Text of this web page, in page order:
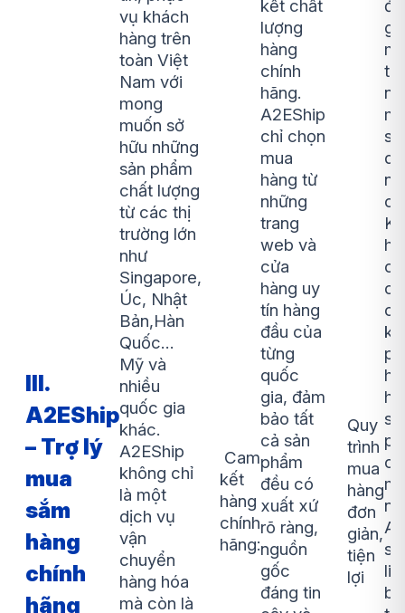
III.
A2EShip
– Trợ lý
mua
sắm
hàng
chính
hãng
vụ khách
hàng trên
toàn Việt
Nam với
mong
muốn sở
hữu những
sản phẩm
chất lượng
từ các thị
trường lớn
như
Singapore,
Úc, Nhật
Bản,Hàn
Quốc…
Mỹ và
nhiều
quốc gia
khác.
A2EShip
không chỉ
là một
dịch vụ
vận
chuyển
hàng hóa
mà còn là
Cam
kết
hàng
chính
hãng:
kết chất
lượng
hàng
chính
hãng.
A2EShip
chỉ chọn
mua
hàng từ
những
trang
web và
cửa
hàng uy
tín hàng
đầu của
từng
quốc
gia, đảm
bảo tất
cả sản
phẩm
đều có
xuất xứ
rõ ràng,
nguồn
gốc
đáng tin
Quy
trình
mua
hàng
đơn
giản,
tiện
lợi